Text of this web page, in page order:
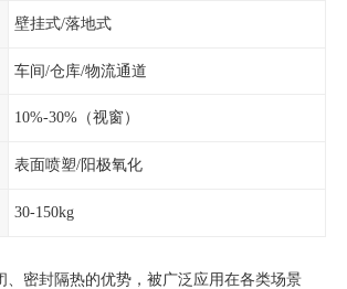
壁挂式/落地式
车间/仓库/物流通道
10%-30%（视窗）
表面喷塑/阳极氧化
30-150kg
、密封隔热的优势，被广泛应用在各类场景